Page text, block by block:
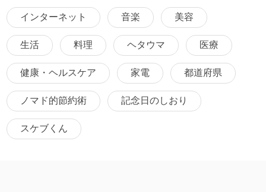
インターネット 音楽 美容
生活 料理 ヘタウマ 医療
健康・ヘルスケア 家電 都道府県
ノマド的節約術 記念日のしおり
スケブくん